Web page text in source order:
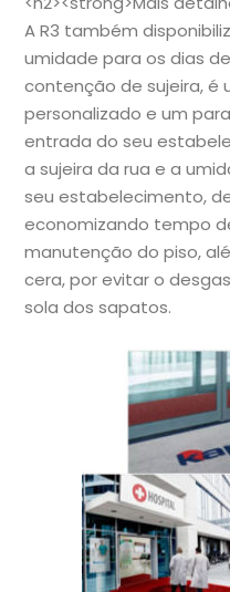
A R3 também
umidade para os dias
contenção de sujeira, é
personalizado e um
entrada do seu
a sujeira da rua e a
seu estabelecimento,
economizando tempo
manutenção do piso,
cera, por evitar o
sola dos sapatos.